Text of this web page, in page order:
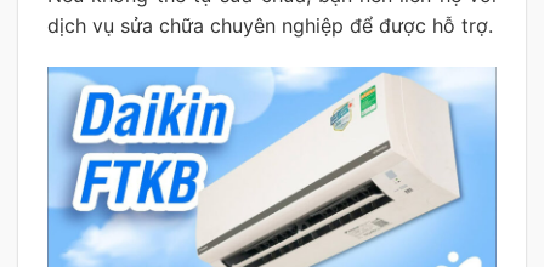
dịch vụ sửa chữa chuyên nghiệp để được hỗ trợ.